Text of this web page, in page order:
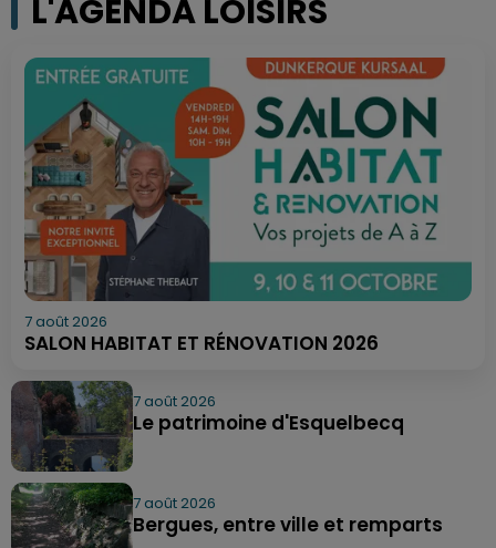
L'AGENDA LOISIRS
7 août 2026
SALON HABITAT ET RÉNOVATION 2026
7 août 2026
Le patrimoine d'Esquelbecq
7 août 2026
Bergues, entre ville et remparts